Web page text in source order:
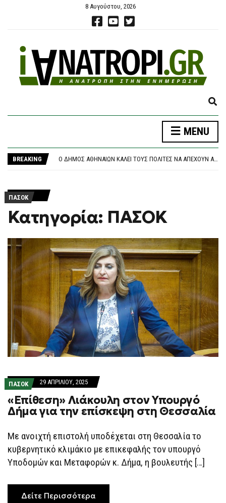
8 Αυγούστου, 2026
E
P
N
O
R
MENU
BREAKING
Ο ΔΉΜΟΣ ΑΘΗΝΑΊΩΝ ΚΑΛΕΊ ΤΟΥΣ ΠΟΛΊΤΕΣ ΝΑ ΑΠΈΧΟΥΝ ΑΠΌ ΕΡΓΑΣΊΕΣ ΣΕ ΕΞΩΤΕΡΙΚΟΎΣ ΧΏΡΟΥΣ ΠΟΥ ΜΠΟΡΕΊ ΝΑ ΠΡΟΚΑΛΈΣΟΥΝ ΠΥΡΚΑΓΙΆ
ΘΡΉΝΟΣ ΓΙΑ ΤΟΝ ΜΈΣΙ: ΠΈΘΑΝΕ ΣΤΑ 68 ΤΟΥ ΧΡΌΝΙΑ Ο ΠΑΤΈΡΑΣ ΤΟΥ, ΧΌΡΧΕ – ΥΠΉΡΞΕ Ο ΜΈΝΤΟΡΑΣ ΚΑΙ ΑΤΖΈΝΤΗΣ ΤΟΥ ΜΈΧΡΙ ΤΗΝ ΤΕΛΕΥΤΑΊΑ ΣΤΙΓΜΉ
ΠΑΣΟΚ
Κατηγορία: ΠΑΣΟΚ
ΠΑΣΟΚ 29 ΑΠΡΙΛΊΟΥ, 2025
«Επίθεση» Λιάκουλη στον Υπουργό
Δήμα για την επίσκεψη στη Θεσσαλία
Mε ανοιχτή επιστολή υποδέχεται στη Θεσσαλία το
κυβερνητικό κλιμάκιο με επικεφαλής τον υπουργό
Υποδομών και Μεταφορών κ. Δήμα, η βουλευτής […]
Δείτε Περισσότερα